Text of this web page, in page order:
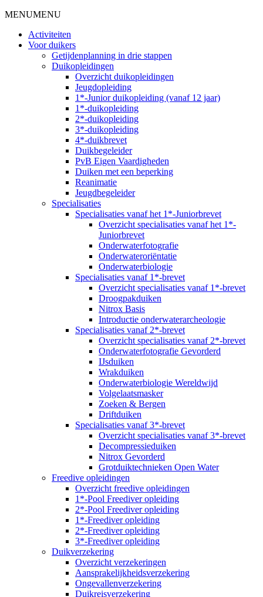
MENUMENU
Activiteiten
Voor duikers
Getijdenplanning in drie stappen
Duikopleidingen
Overzicht duikopleidingen
Jeugdopleiding
1*-Junior duikopleiding (vanaf 12 jaar)
1*-duikopleiding
2*-duikopleiding
3*-duikopleiding
4*-duikbrevet
Duikbegeleider
PvB Eigen Vaardigheden
Duiken met een beperking
Reanimatie
Jeugdbegeleider
Specialisaties
Specialisaties vanaf het 1*-Juniorbrevet
Overzicht specialisaties vanaf het 1*-
Juniorbrevet
Onderwaterfotografie
Onderwateroriëntatie
Onderwaterbiologie
Specialisaties vanaf 1*-brevet
Overzicht specialisaties vanaf 1*-brevet
Droogpakduiken
Nitrox Basis
Introductie onderwaterarcheologie
Specialisaties vanaf 2*-brevet
Overzicht specialisaties vanaf 2*-brevet
Onderwaterfotografie Gevorderd
IJsduiken
Wrakduiken
Onderwaterbiologie Wereldwijd
Volgelaatsmasker
Zoeken & Bergen
Driftduiken
Specialisaties vanaf 3*-brevet
Overzicht specialisaties vanaf 3*-brevet
Decompressieduiken
Nitrox Gevorderd
Grotduiktechnieken Open Water
Freedive opleidingen
Overzicht freedive opleidingen
1*-Pool Freediver opleiding
2*-Pool Freediver opleiding
1*-Freediver opleiding
2*-Freediver opleiding
3*-Freediver opleiding
Duikverzekering
Overzicht verzekeringen
Aansprakelijkheidsverzekering
Ongevallenverzekering
Duikreisverzekering